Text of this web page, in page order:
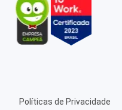
Políticas de Privacidade